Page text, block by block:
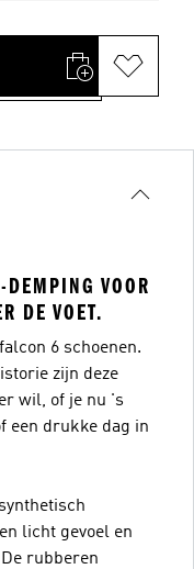
VOOR
DE VOET.
6 schoenen.
zijn deze
wil, of je nu 's
een drukke dag in
licht gevoel en
rubberen